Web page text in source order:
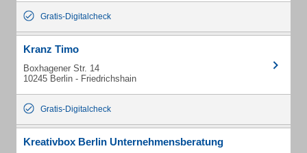
Gratis-Digitalcheck
Kranz Timo
Boxhagener Str. 14
10245 Berlin - Friedrichshain
Gratis-Digitalcheck
Kreativbox Berlin Unternehmensberatung